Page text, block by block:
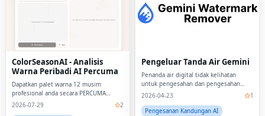
ColorSeasonAI - Analisis
Warna Peribadi AI Percuma
Dapatkan palet warna 12 musim
profesional anda secara PERCUMA
dalam beberapa saat.Tiada pendaftaran
2026-07-29
2
Pengeluar Tanda Air Gemini
Penanda air digital tidak kelihatan
untuk pengesahan dan pengesahan
teks yang dijana AI.
2026-04-23
1
Pengesanan Kandungan AI